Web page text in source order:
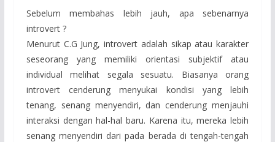
Sebelum membahas lebih jauh, apa sebenarnya
introvert ?
Menurut C.G Jung, introvert adalah sikap atau karakter
seseorang yang memiliki orientasi subjektif atau
individual melihat segala sesuatu. Biasanya orang
introvert cenderung menyukai kondisi yang lebih
tenang, senang menyendiri, dan cenderung menjauhi
interaksi dengan hal-hal baru. Karena itu, mereka lebih
senang menyendiri dari pada berada di tengah-tengah